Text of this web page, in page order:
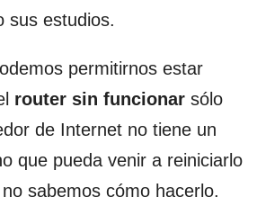
sus estudios.
permitirnos estar
router sin funcionar sólo
de Internet no tiene un
que pueda venir a reiniciarlo
sabemos cómo hacerlo.